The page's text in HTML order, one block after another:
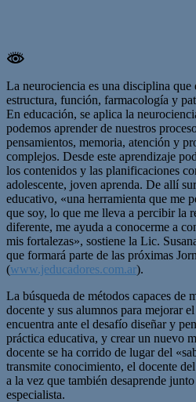
La neurociencia es una disciplina que
estructura, función, farmacología y
En educación, se aplica la
podemos aprender de nuestros
pensamientos, memoria, atención y
complejos. Desde este aprendizaje
los contenidos y las planificaciones
adolescente, joven aprenda. De allí
educativo, «una herramienta que me
que soy, lo que me lleva a percibir la
diferente, me ayuda a conocerme a
mis fortalezas», sostiene la Lic.
que formará parte de las próximas
(www.jeducadores.com.ar).
La búsqueda de métodos capaces de
docente y sus alumnos para mejorar
encuentra ante el desafío diseñar y
práctica educativa, y crear un nuevo
docente se ha corrido de lugar del
transmite conocimiento, el docente
a la vez que también desaprende
especialista.